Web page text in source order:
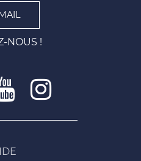
NOUS !